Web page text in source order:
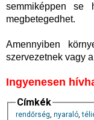
semmiképpen se
megbetegedhet.
Amennyiben
szervezetnek vagy
Ingyenesen
Címkék
rendőrség, nyaraló,